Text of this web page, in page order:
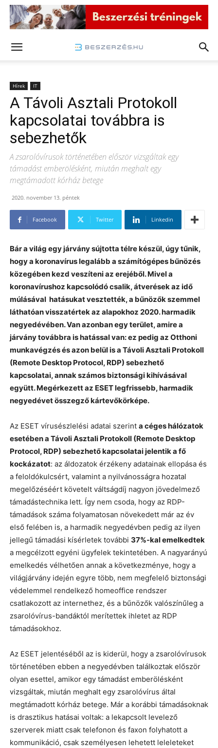
Hírek IT
A Távoli Asztali Protokoll
kapcsolatai továbbra is
sebezhetők
A zsarolóvírusok történetében először vizsgáltak egy
támadást emberölésként, miután meghalt egy
megtámadott kórház betege
2020. november 13. péntek
Facebook Twitter Linkedin
Bár a világ egy járvány sújtotta télre készül, úgy tűnik,
hogy a koronavírus legalább a számítógépes bűnözés
közegében kezd veszíteni az erejéből. Mivel a
koronavírushoz kapcsolódó csalik, átverések az idő
múlásával hatásukat vesztették, a bűnözők szemmel
láthatóan visszatértek az alapokhoz 2020. harmadik
negyedévében. Van azonban egy terület, amire a
járvány továbbra is hatással van: ez pedig az Otthoni
munkavégzés és azon belül is a Távoli Asztali Protokoll
(Remote Desktop Protocol, RDP) sebezhető
kapcsolatai, annak számos biztonsági kihívásával
együtt. Megérkezett az ESET legfrissebb, harmadik
negyedévet összegző kártevőkörképe.
Az ESET vírusészlelési adatai szerint a céges hálózatok
esetében a Távoli Asztali Protokoll (Remote Desktop
Protocol, RDP) sebezhető kapcsolatai jelentik a fő
kockázatot: az áldozatok érzékeny adatainak ellopása és
a feloldókulcsért, valamint a nyilvánosságra hozatal
megelőzéséért követelt váltságdíj nagyon jövedelmező
támadástechnika lett. Így nem csoda, hogy az RDP-
támadások száma folyamatosan növekedett már az év
első felében is, a harmadik negyedévben pedig az ilyen
jellegű támadási kísérletek további 37%-kal emelkedtek
a megcélzott egyéni ügyfelek tekintetében. A nagyarányú
emelkedés vélhetően annak a következménye, hogy a
világjárvány idején egyre több, nem megfelelő biztonsági
védelemmel rendelkező homeoffice rendszer
csatlakozott az internethez, és a bűnözők valószínűleg a
zsarolóvírus-bandáktól merítettek ihletet az RDP
támadásokhoz.
Az ESET jelentéséből az is kiderül, hogy a zsarolóvírusok
történetében ebben a negyedévben találkoztak először
olyan esettel, amikor egy támadást emberölésként
vizsgáltak, miután meghalt egy zsarolóvírus által
megtámadott kórház betege. Már a korábbi támadásoknak
is drasztikus hatásai voltak: a lekapcsolt levelező
szerverek miatt csak telefonon és faxon folyhatott a
kommunikáció, csak személyesen lehetett leleleteket